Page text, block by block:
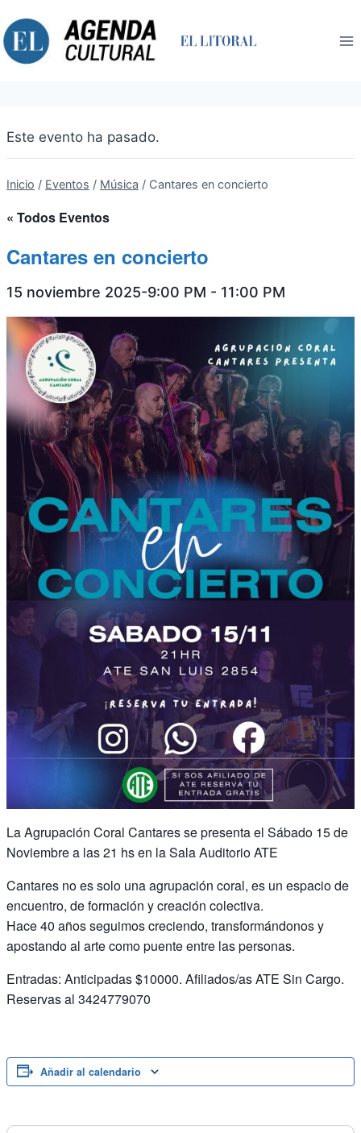
al
contenido
Este evento ha pasado.
Inicio / Eventos / Música / Cantares en concierto
« Todos Eventos
Cantares en concierto
15 noviembre 2025-9:00 PM - 11:00 PM
La Agrupación Coral Cantares se presenta el Sábado 15 de
Noviembre a las 21 hs en la Sala Auditorio ATE
Cantares no es solo una agrupación coral, es un espacio de
encuentro, de formación y creación colectiva.
Hace 40 años seguimos creciendo, transformándonos y
apostando al arte como puente entre las personas.
Entradas: Anticipadas $10000. Afiliados/as ATE Sin Cargo.
Reservas al 3424779070
Añadir al calendario